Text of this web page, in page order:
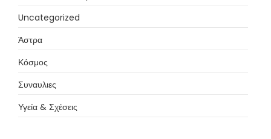
Uncategorized
Άστρα
Κόσμος
Συναυλιες
Υγεία & Σχέσεις